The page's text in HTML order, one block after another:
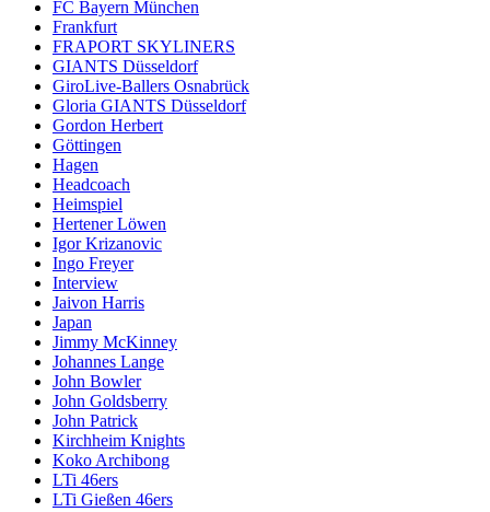
FC Bayern München
Frankfurt
FRAPORT SKYLINERS
GIANTS Düsseldorf
GiroLive-Ballers Osnabrück
Gloria GIANTS Düsseldorf
Gordon Herbert
Göttingen
Hagen
Headcoach
Heimspiel
Hertener Löwen
Igor Krizanovic
Ingo Freyer
Interview
Jaivon Harris
Japan
Jimmy McKinney
Johannes Lange
John Bowler
John Goldsberry
John Patrick
Kirchheim Knights
Koko Archibong
LTi 46ers
LTi Gießen 46ers